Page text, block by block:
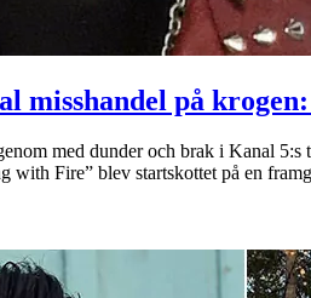
misshandel på
med dunder och brak i Kanal 5:s
with Fire” blev startskottet på en